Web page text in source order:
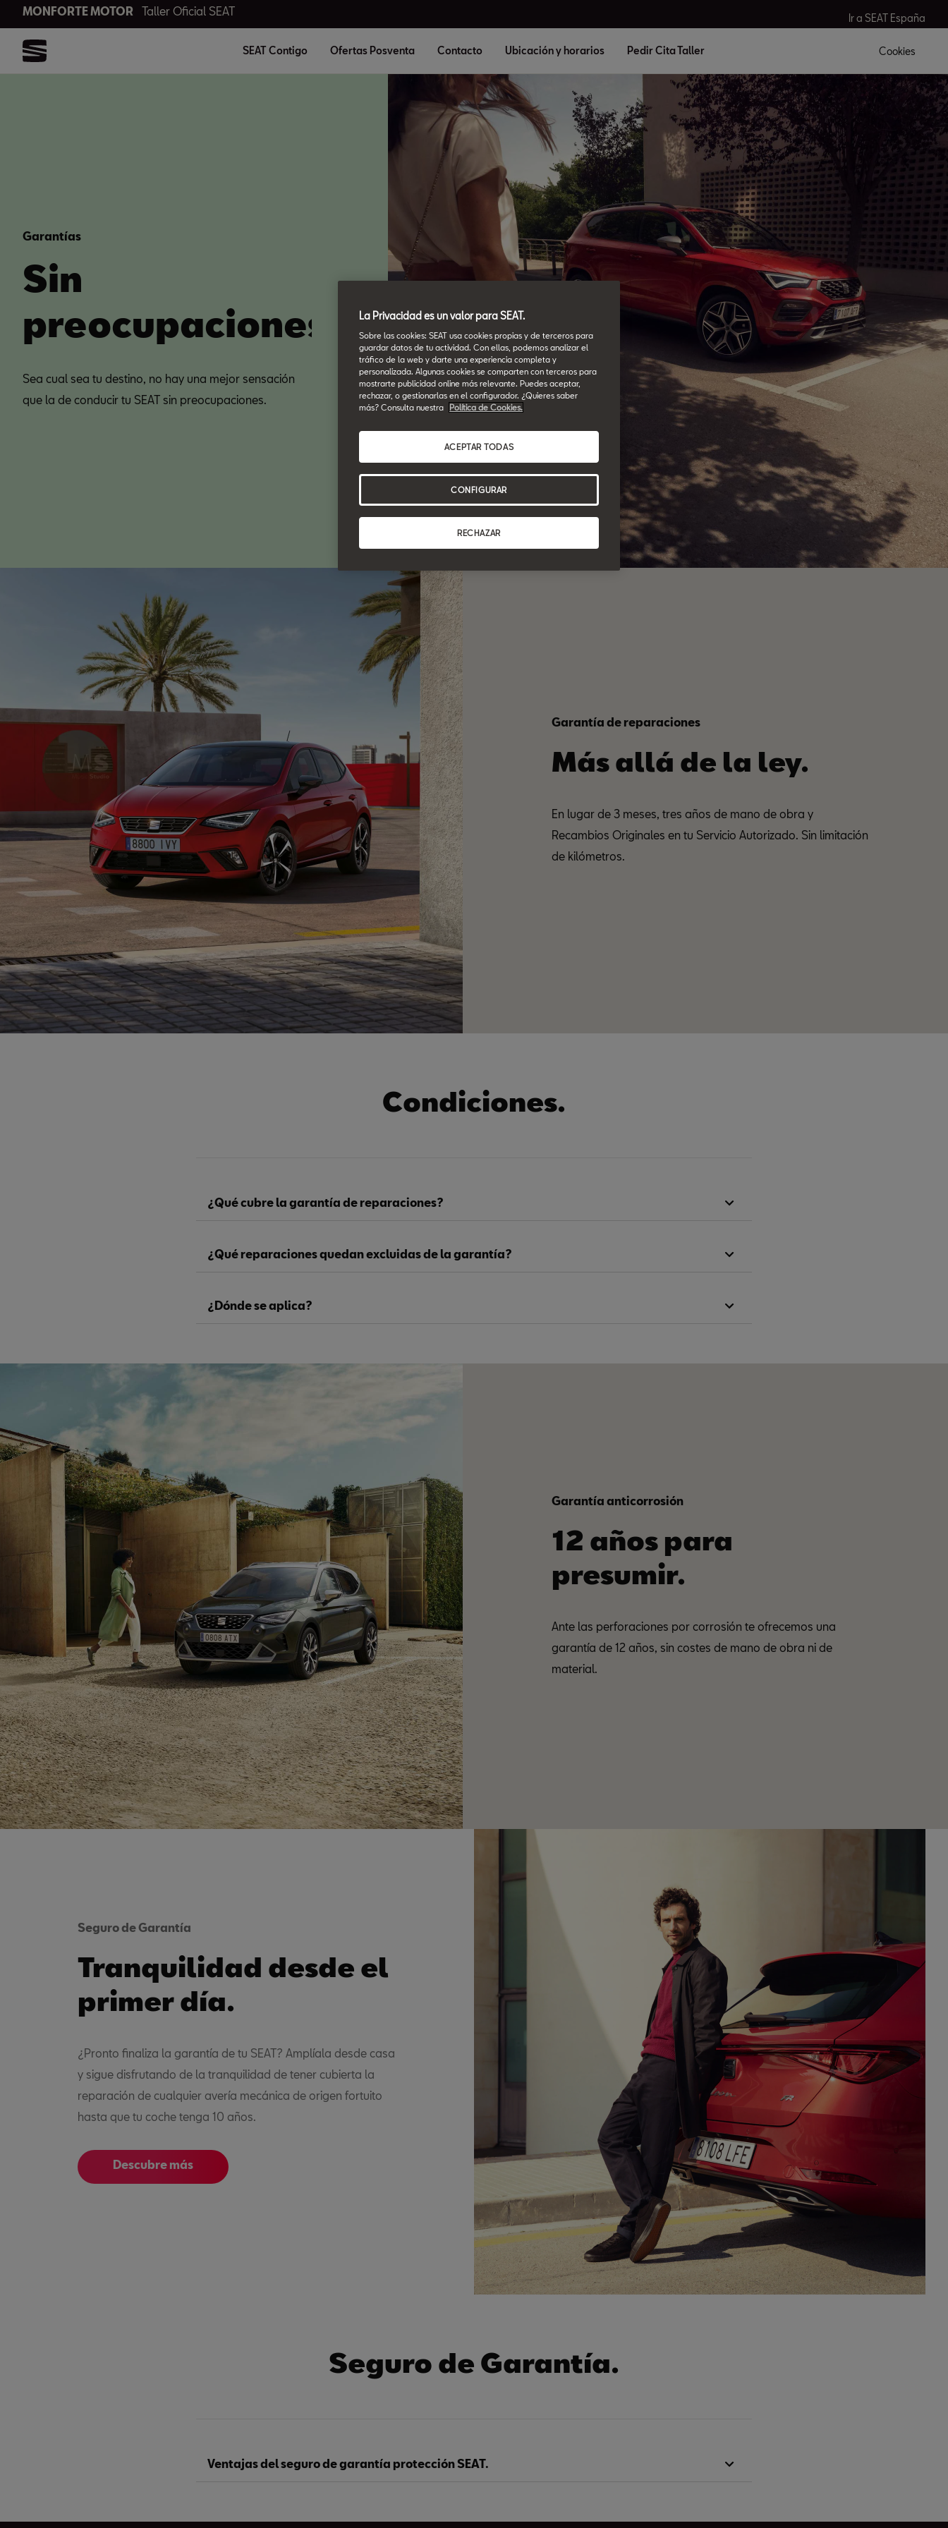
MONFORTE MOTOR Taller Oficial SEAT
Ir a SEAT España
SEAT Contigo Ofertas Posventa Contacto Ubicación y horarios Pedir Cita Taller Cookies
Garantías
Sin
preocupaciones.
Sea cual sea tu destino, no hay una mejor sensación
que la de conducir tu SEAT sin preocupaciones.
Garantía de reparaciones
Más allá de la ley.
En lugar de 3 meses, tres años de mano de obra y
Recambios Originales en tu Servicio Autorizado. Sin limitación
de kilómetros.
Condiciones.
¿Qué cubre la garantía de reparaciones?
¿Qué reparaciones quedan excluidas de la garantía?
¿Dónde se aplica?
Garantía anticorrosión
12 años para
presumir.
Ante las perforaciones por corrosión te ofrecemos una
garantía de 12 años, sin costes de mano de obra ni de
material.
Seguro de Garantía
Tranquilidad desde el
primer día.
¿Pronto finaliza la garantía de tu SEAT? Amplíala desde casa
y sigue disfrutando de la tranquilidad de tener cubierta la
reparación de cualquier avería mecánica de origen fortuito
hasta que tu coche tenga 10 años.
Descubre más
Seguro de Garantía.
Ventajas del seguro de garantía protección SEAT.
La Privacidad es un valor para SEAT.
Sobre las cookies: SEAT usa cookies propias y de terceros para
guardar datos de tu actividad. Con ellas, podemos analizar el
tráfico de la web y darte una experiencia completa y
personalizada. Algunas cookies se comparten con terceros para
mostrarte publicidad online más relevante. Puedes aceptar,
rechazar, o gestionarlas en el configurador. ¿Quieres saber
más? Consulta nuestra
Política de Cookies.
RECHAZAR
ACEPTAR TODAS
CONFIGURAR